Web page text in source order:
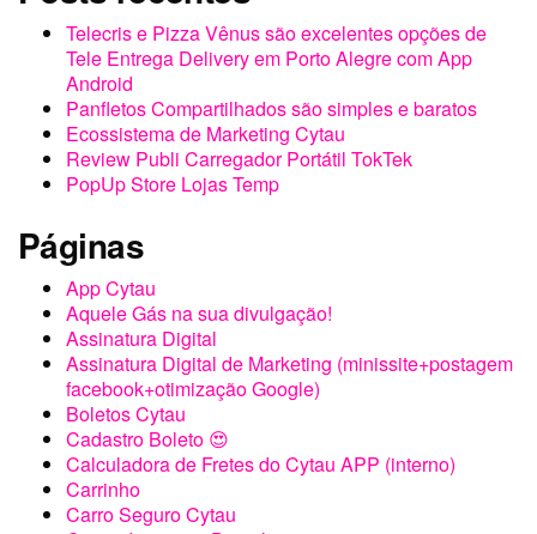
Telecris e Pizza Vênus são excelentes opções de
Tele Entrega Delivery em Porto Alegre com App
Android
Panfletos Compartilhados são simples e baratos
Ecossistema de Marketing Cytau
Review Publi Carregador Portátil TokTek
PopUp Store Lojas Temp
Páginas
App Cytau
Aquele Gás na sua divulgação!
Assinatura Digital
Assinatura Digital de Marketing (minissite+postagem
facebook+otimização Google)
Boletos Cytau
Cadastro Boleto 😍
Calculadora de Fretes do Cytau APP (interno)
Carrinho
Carro Seguro Cytau